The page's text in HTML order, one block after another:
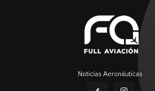
Noticias Aeronáuticas